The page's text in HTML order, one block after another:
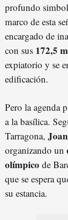
profundo
marco de esta
encargado de
con sus 172,5
expiatorio y se
edificación.
Pero la agenda
a la basílica.
Tarragona,
organizando un
olímpico de
que se espera
su estancia.